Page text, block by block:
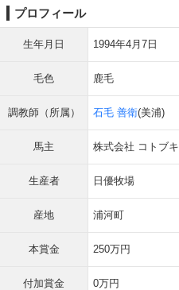
プロフィール
生年月日 1994年4月7日
毛色 鹿毛
調教師（所属） 石毛 善衛(美浦)
馬主 株式会社 コトブキ
生産者 日優牧場
産地 浦河町
本賞金 250万円
付加賞金 0万円